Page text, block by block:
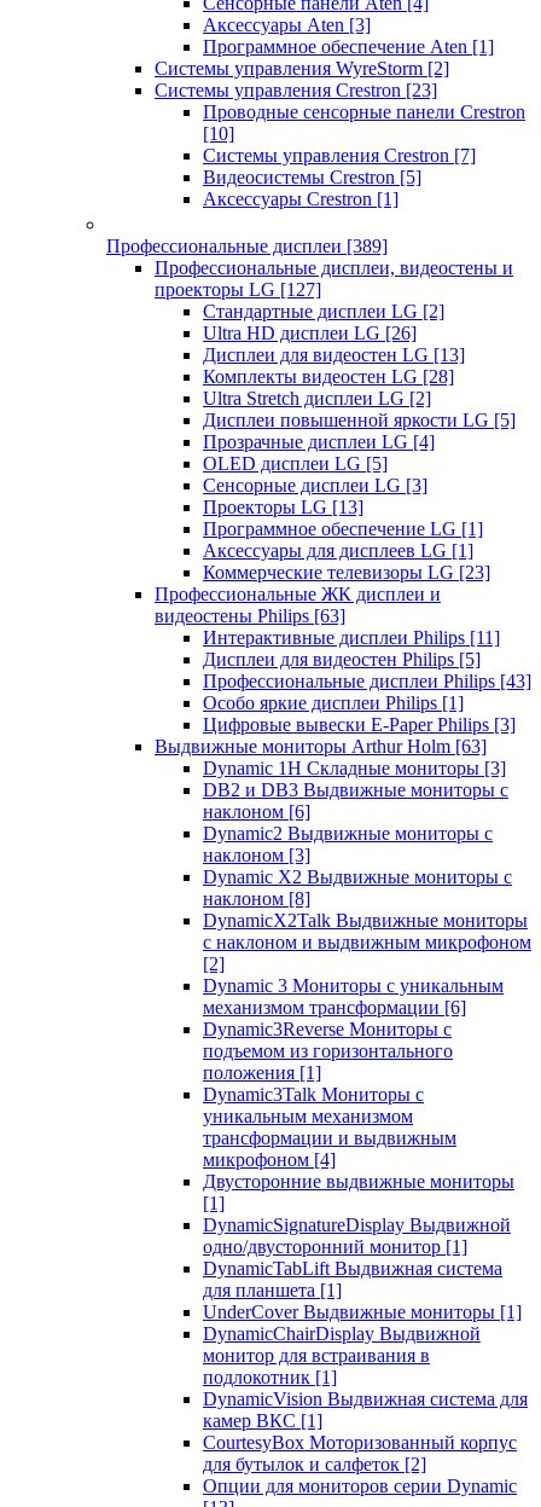
Аксессуары Aten [3]
Программное обеспечение Aten [1]
Системы управления WyreStorm [2]
Системы управления Crestron [23]
Проводные сенсорные панели Crestron
[10]
Системы управления Crestron [7]
Видеосистемы Crestron [5]
Аксессуары Crestron [1]
Профессиональные дисплеи [389]
Профессиональные дисплеи, видеостены и
проекторы LG [127]
Стандартные дисплеи LG [2]
Ultra HD дисплеи LG [26]
Дисплеи для видеостен LG [13]
Комплекты видеостен LG [28]
Ultra Stretch дисплеи LG [2]
Дисплеи повышенной яркости LG [5]
Прозрачные дисплеи LG [4]
OLED дисплеи LG [5]
Сенсорные дисплеи LG [3]
Проекторы LG [13]
Программное обеспечение LG [1]
Аксессуары для дисплеев LG [1]
Коммерческие телевизоры LG [23]
Профессиональные ЖК дисплеи и
видеостены Philips [63]
Интерактивные дисплеи Philips [11]
Дисплеи для видеостен Philips [5]
Профессиональные дисплеи Philips [43]
Особо яркие дисплеи Philips [1]
Цифровые вывески E-Paper Philips [3]
Выдвижные мониторы Arthur Holm [63]
Dynamic 1Н Складные мониторы [3]
DB2 и DB3 Выдвижные мониторы с
наклоном [6]
Dynamic2 Выдвижные мониторы с
наклоном [3]
Dynamic X2 Выдвижные мониторы с
наклоном [8]
DynamicX2Talk Выдвижные мониторы
с наклоном и выдвижным микрофоном
[2]
Dynamic 3 Мониторы с уникальным
механизмом трансформации [6]
Dynamic3Reverse Мониторы с
подъемом из горизонтального
положения [1]
Dynamic3Talk Мониторы с
уникальным механизмом
трансформации и выдвижным
микрофоном [4]
Двусторонние выдвижные мониторы
[1]
DynamicSignatureDisplay Выдвижной
одно/двусторонний монитор [1]
DynamicTabLift Выдвижная система
для планшета [1]
UnderCover Выдвижные мониторы [1]
DynamicChairDisplay Выдвижной
монитор для встраивания в
подлокотник [1]
DynamicVision Выдвижная система для
камер ВКС [1]
CourtesyBox Моторизованный корпус
для бутылок и салфеток [2]
Опции для мониторов серии Dynamic